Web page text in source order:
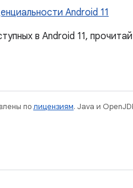
Android 11
в Android 11,
полицензиям. Java и